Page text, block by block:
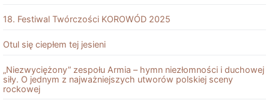
18. Festiwal Twórczości KOROWÓD 2025
Otul się ciepłem tej jesieni
„Niezwyciężony” zespołu Armia – hymn niezłomności i duchowej
siły. O jednym z najważniejszych utworów polskiej sceny
rockowej